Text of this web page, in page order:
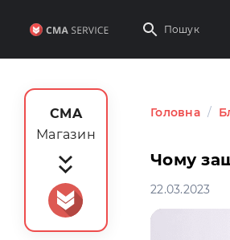
Головна /
Чому
22.03.2023
CMA
Магазин